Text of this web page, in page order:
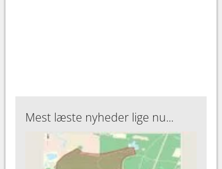
Mest læste nyheder lige nu...